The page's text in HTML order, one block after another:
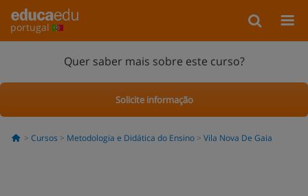
portugal
Quer saber mais sobre este curso?
Solicite informação
Cursos Metodologia e Didática do Ensino Vila Nova De Gaia